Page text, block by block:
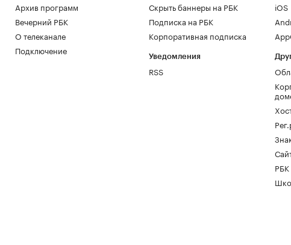
Архив программ
Вечерний РБК
О телеканале
Подключение
Скрыть баннеры на РБК
Подписка на РБК
Корпоративная подписка
Уведомления
RSS
iOS